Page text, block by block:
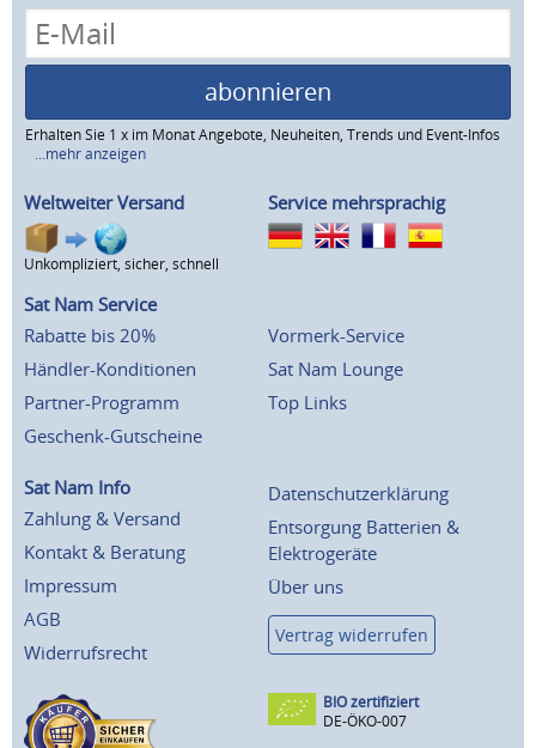
abonnieren
Erhalten Sie 1 x im Monat Angebote, Neuheiten, Trends und Event-Infos
...mehr anzeigen
Weltweiter Versand
Unkompliziert, sicher, schnell
Service mehrsprachig
Sat Nam Service
Rabatte bis 20%
Händler-Konditionen
Partner-Programm
Geschenk-Gutscheine
Vormerk-Service
Sat Nam Lounge
Top Links
Sat Nam Info
Zahlung & Versand
Kontakt & Beratung
Impressum
AGB
Widerrufsrecht
Datenschutzerklärung
Entsorgung Batterien &
Elektrogeräte
Über uns
Vertrag widerrufen
BIO zertifiziert
DE-ÖKO-007